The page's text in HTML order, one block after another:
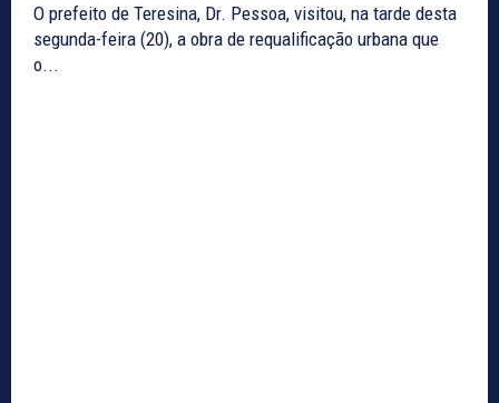
O prefeito de Teresina, Dr. Pessoa, visitou, na tarde desta
segunda-feira (20), a obra de requalificação urbana que
o...